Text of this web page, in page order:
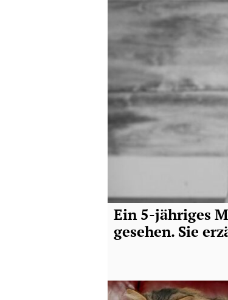
haben
Ein 5-jähriges
gesehen. Sie